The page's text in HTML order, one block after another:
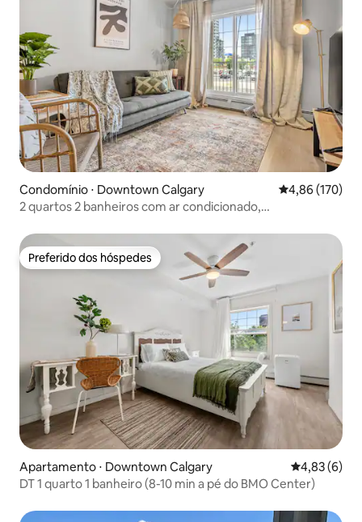
Condomínio ⋅ Downtown Calgary 4,86 de uma
4,86 (170)
2 quartos 2 banheiros com ar condicionado,
Preferido dos hóspedes
Preferido dos hóspedes
Apartamento ⋅ Downtown Calgary 4,83 de uma
4,83 (6)
DT 1 quarto 1 banheiro (8-10 min a pé do BMO Center)